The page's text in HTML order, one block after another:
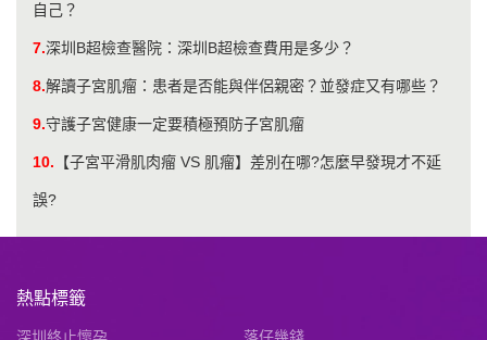
自己？
7.深圳B超檢查醫院：深圳B超檢查費用是多少？
8.解讀子宮肌瘤：患者是否能與伴侶親密？並發症又有哪些？
9.守護子宮健康一定要積極預防子宮肌瘤
10. 【子宮平滑肌肉瘤 VS 肌瘤】差別在哪?怎麼早發現才不延
誤?
熱點標籤